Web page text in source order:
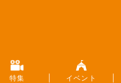
特集 イベント